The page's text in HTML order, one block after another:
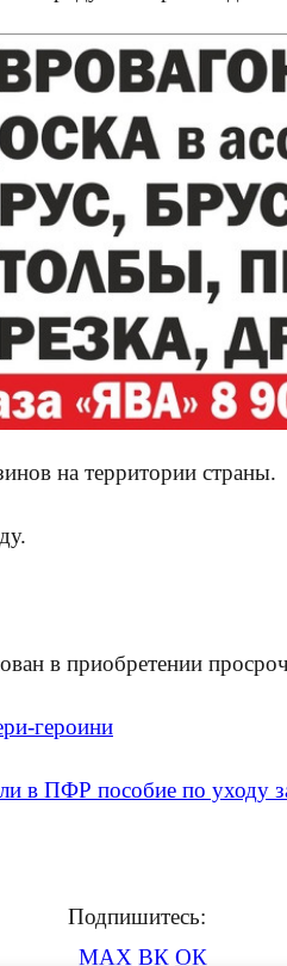
на территории страны.
в приобретении
героини
в ПФР пособие по уходу
Подпишитесь:
MAX ВК ОК